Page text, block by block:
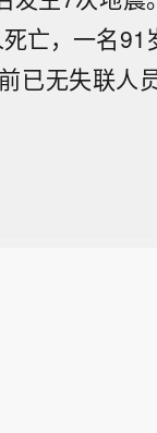
亡，一名
已无失联人